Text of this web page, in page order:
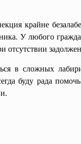
крайне
У любого
отсутствии
в сложных
буду рада